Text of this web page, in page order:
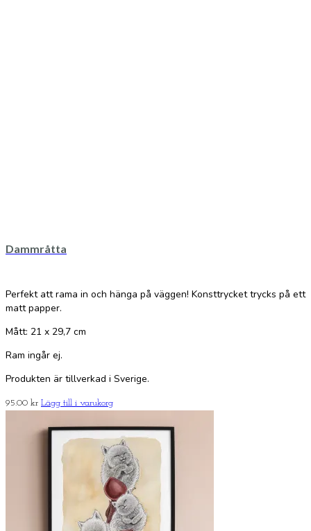
Dammråtta
Perfekt att rama in och hänga på väggen! Konsttrycket trycks på ett
matt papper.
Mått: 21 x 29,7 cm
Ram ingår ej.
Produkten är tillverkad i Sverige.
95.00 kr Lägg till i varukorg